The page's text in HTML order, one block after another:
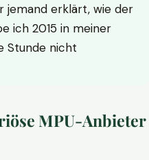
jemand erklärt, wie der
ich 2015 in meiner
Stunde nicht
MPU-Anbieter